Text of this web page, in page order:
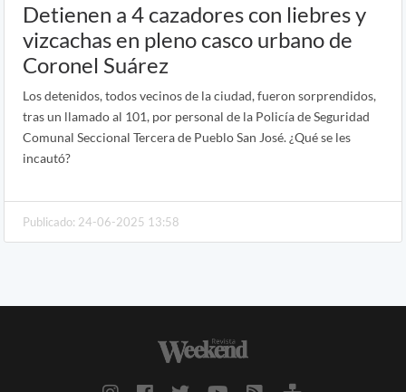
Detienen a 4 cazadores con liebres y
vizcachas en pleno casco urbano de
Coronel Suárez
Los detenidos, todos vecinos de la ciudad, fueron sorprendidos,
tras un llamado al 101, por personal de la Policía de Seguridad
Comunal Seccional Tercera de Pueblo San José. ¿Qué se les
incautó?
Publicado: 24-06-2025 13:58